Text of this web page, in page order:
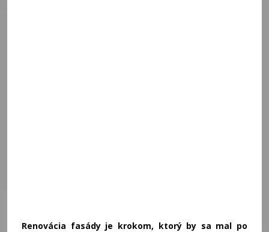
Renovácia fasády je krokom, ktorý by sa mal po